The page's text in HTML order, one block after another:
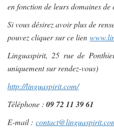
en fonction de leurs domaines de
Si vous désirez avoir plus de
pouvez cliquer sur ce lien
Linguaspirit, 25 rue de
uniquement sur rendez-vous)
http://linguaspirit.com/
Téléphone : 09 72 11 39 61
E-mail :